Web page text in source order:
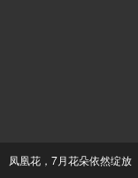
凤凰花，7月花朵依然绽放